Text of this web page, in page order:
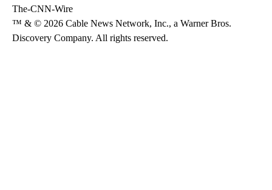
The-CNN-Wire
™ & © 2026 Cable News Network, Inc., a Warner Bros.
Discovery Company. All rights reserved.